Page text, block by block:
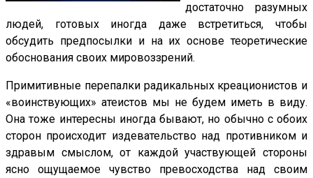
достаточно разумных
людей, готовых иногда даже встретиться, чтобы
обсудить предпосылки и на их основе теоретические
обоснования своих мировоззрений.
Примитивные перепалки радикальных креационистов и
«воинствующих» атеистов мы не будем иметь в виду.
Она тоже интересны иногда бывают, но обычно с обоих
сторон происходит издевательство над противником и
здравым смыслом, от каждой участвующей стороны
ясно ощущаемое чувство превосходства над своим